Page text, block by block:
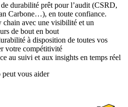
durabilité prêt pour l’audit (CSRD,
Carbone…), en toute confiance.
chain avec une visibilité et un
de bout en bout
à disposition de toutes vos
votre compétitivité
au suivi et aux insights en temps réel
vous aider